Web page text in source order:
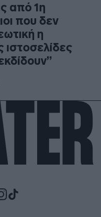
από 1η
που δεν
η
ιστοσελίδες